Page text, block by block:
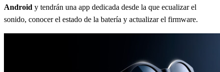
Android y tendrán una app dedicada desde la que ecualizar el
sonido, conocer el estado de la batería y actualizar el firmware.